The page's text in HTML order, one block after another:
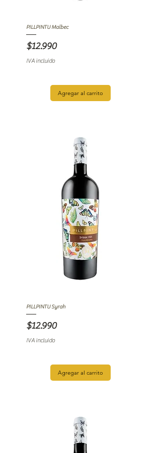
PILLPINTU Malbec
Precio
$12.990
IVA incluido
Agregar al carrito
PILLPINTU Syrah
Precio
$12.990
IVA incluido
Agregar al carrito